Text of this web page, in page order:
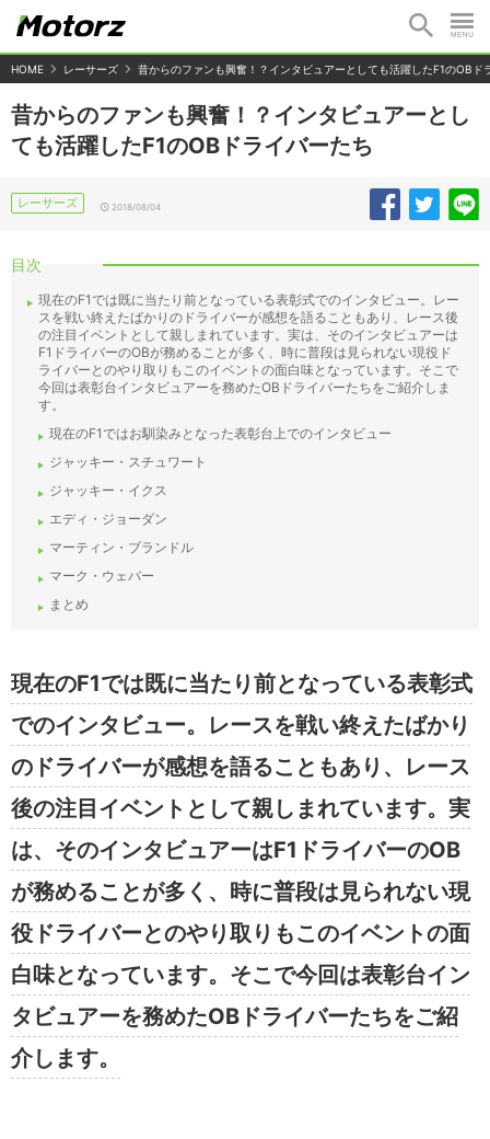
HOME レーサーズ 昔からのファンも興奮！？インタビュアーとしても活躍したF1のOBド
昔からのファンも興奮！？インタビュアーとし
ても活躍したF1のOBドライバーたち
レーサーズ 2018/08/04
目次
現在のF1では既に当たり前となっている表彰式でのインタビュー。レー
スを戦い終えたばかりのドライバーが感想を語ることもあり、レース後
の注目イベントとして親しまれています。実は、そのインタビュアーは
F1ドライバーのOBが務めることが多く、時に普段は見られない現役ド
ライバーとのやり取りもこのイベントの面白味となっています。そこで
今回は表彰台インタビュアーを務めたOBドライバーたちをご紹介しま
す。
現在のF1ではお馴染みとなった表彰台上でのインタビュー
ジャッキー・スチュワート
ジャッキー・イクス
エディ・ジョーダン
マーティン・ブランドル
マーク・ウェバー
まとめ
現在のF1では既に当たり前となっている表彰式
でのインタビュー。レースを戦い終えたばかり
のドライバーが感想を語ることもあり、レース
後の注目イベントとして親しまれています。実
は、そのインタビュアーはF1ドライバーのOB
が務めることが多く、時に普段は見られない現
役ドライバーとのやり取りもこのイベントの面
白味となっています。そこで今回は表彰台イン
タビュアーを務めたOBドライバーたちをご紹
介します。